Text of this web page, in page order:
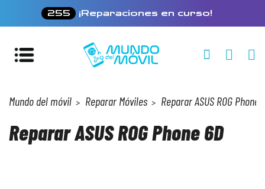
255 ¡Reparaciones en curso!
Mundo del móvil Reparar Móviles Reparar ASUS ROG Phone
Reparar ASUS ROG Phone 6D